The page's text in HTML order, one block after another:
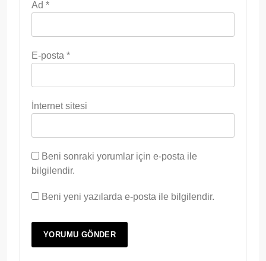
Ad *
E-posta *
İnternet sitesi
Beni sonraki yorumlar için e-posta ile
bilgilendir.
Beni yeni yazılarda e-posta ile bilgilendir.